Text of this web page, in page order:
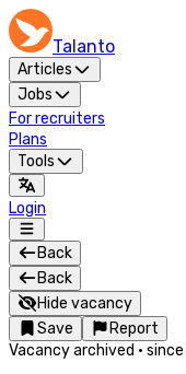
Talanto
Articles
Jobs
For recruiters
Plans
Tools
Login
Back
Back
Hide vacancy
Save
Report
Vacancy archived · since